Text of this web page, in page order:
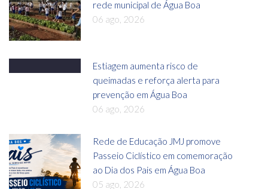
rede municipal de Água Boa
06 ago, 2026
Estiagem aumenta risco de
queimadas e reforça alerta para
prevenção em Água Boa
06 ago, 2026
Rede de Educação JMJ promove
Passeio Ciclístico em comemoração
ao Dia dos Pais em Água Boa
05 ago, 2026